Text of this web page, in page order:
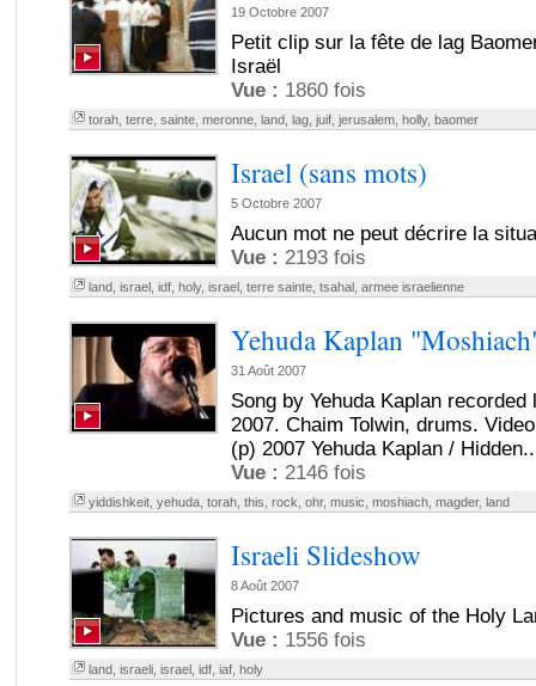
19 Octobre 2007
Petit clip sur la fête de lag
Israël
Vue : 1860 fois
torah, terre, sainte, meronne, land, lag, juif, jerusalem, holly, baomer
Israel (sans mots)
5 Octobre 2007
Aucun mot ne peut décrire la
Vue : 2193 fois
land, israel, idf, holy, israel, terre sainte, tsahal, armee israelienne
Yehuda Kaplan
31 Août 2007
Song by Yehuda Kaplan
2007. Chaim Tolwin, drums.
(p) 2007 Yehuda Kaplan /
Vue : 2146 fois
yiddishkeit, yehuda, torah, this rock ohr, music moshiach, magder, land
Israeli Slideshow
8 Août 2007
Pictures and music of the Holy
Vue : 1556 fois
land, israeli, israel, idf, iaf, holy